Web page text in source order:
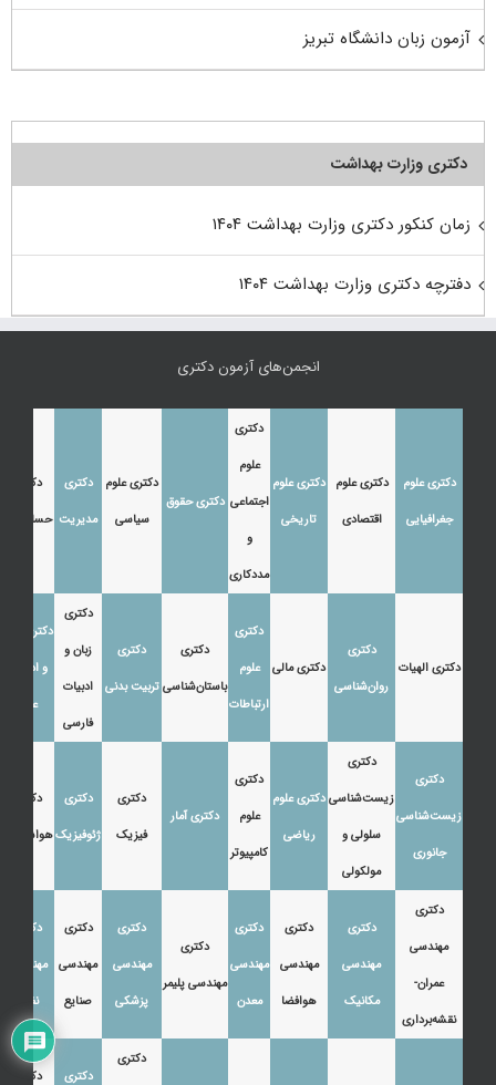
آزمون زبان دانشگاه تبریز
دکتری وزارت بهداشت
زمان کنکور دکتری وزارت بهداشت ۱۴۰۴
دفترچه دکتری وزارت بهداشت ۱۴۰۴
انجمن‌های آزمون دکتری
دکتری علوم
جغرافیایی
دکتری علوم
اقتصادی
دکتری علوم
تاریخی
دکتری
علوم
اجتماعی
و
مددکاری
دکتری حقوق
دکتری علوم
سیاسی
دکتری
مدیریت
دکتری
حسابداری
دکتری الهیات
دکتری
روان‌شناسی
دکتری مالی
دکتری
علوم
ارتباطات
دکتری
باستان‌شناسی
دکتری
تربیت بدنی
دکتری
زبان و
ادبیات
فارسی
دکتری زبان
و ادبیات
عرب
دکتری
زیست‌شناسی
جانوری
دکتری
زیست‌شناسی
سلولی و
مولکولی
دکتری علوم
ریاضی
دکتری
علوم
کامپیوتر
دکتری آمار
دکتری
فیزیک
دکتری
ژئوفیزیک
دکتری
هواشناسی
دکتری
مهندسی
عمران-
نقشه‌برداری
دکتری
مهندسی
مکانیک
دکتری
مهندسی
هوافضا
دکتری
مهندسی
معدن
دکتری
مهندسی پلیمر
دکتری
مهندسی
پزشکی
دکتری
مهندسی
صنایع
دکتری
مهندسی
نفت
دکتری
دکتری
دکتری